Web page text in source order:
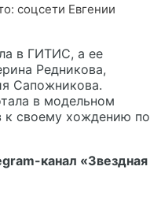
соцсети Евгении
в ГИТИС, а ее
Редникова,
Сапожникова.
в модельном
к своему хождению по
канал «Звездная